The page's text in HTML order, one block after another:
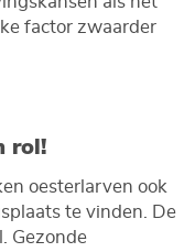
factor zwaarder
rol!
oesterlarven ook
te vinden. De
Gezonde